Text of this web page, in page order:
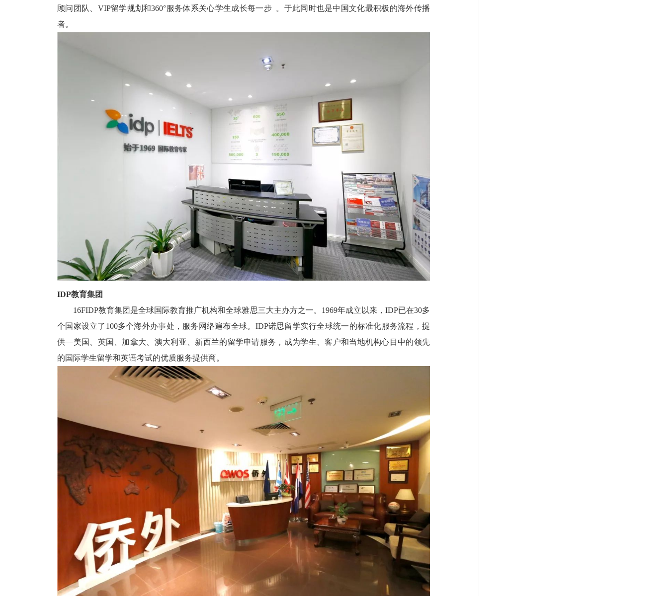
顾问团队、VIP留学规划和360°服务体系关心学生成长每一步 。于此同时也是中国文化最积极的海外传播
者。
IDP教育集团
16FIDP教育集团是全球国际教育推广机构和全球雅思三大主办方之一。1969年成立以来，IDP已在30多
个国家设立了100多个海外办事处，服务网络遍布全球。IDP诺思留学实行全球统一的标准化服务流程，提
供—美国、英国、加拿大、澳大利亚、新西兰的留学申请服务，成为学生、客户和当地机构心目中的领先
的国际学生留学和英语考试的优质服务提供商。